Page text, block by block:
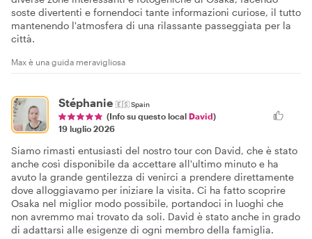
soste divertenti e fornendoci tante informazioni curiose, il tutto
mantenendo l'atmosfera di una rilassante passeggiata per la
città.
Max è una guida meravigliosa
Stéphanie 🇪🇸Spain
(Info su questo local David)
19 luglio 2026
Siamo rimasti entusiasti del nostro tour con David, che è stato
anche così disponibile da accettare all'ultimo minuto e ha
avuto la grande gentilezza di venirci a prendere direttamente
dove alloggiavamo per iniziare la visita. Ci ha fatto scoprire
Osaka nel miglior modo possibile, portandoci in luoghi che
non avremmo mai trovato da soli. David è stato anche in grado
di adattarsi alle esigenze di ogni membro della famiglia.